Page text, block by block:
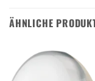
ÄHNLICHE